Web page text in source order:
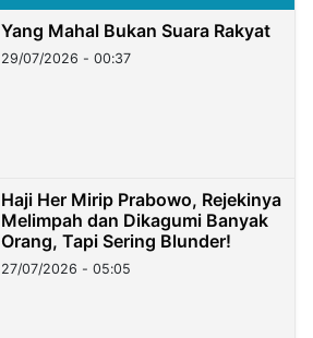
Yang Mahal Bukan Suara Rakyat
29/07/2026 - 00:37
Haji Her Mirip Prabowo, Rejekinya
Melimpah dan Dikagumi Banyak
Orang, Tapi Sering Blunder!
27/07/2026 - 05:05